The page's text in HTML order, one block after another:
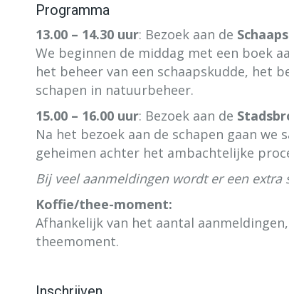
Programma
13.00 – 14.30 uur: Bezoek aan de
We beginnen de middag met een boek
het beheer van een schaapskudde, het
schapen in natuurbeheer.
15.00 – 16.00 uur: Bezoek aan de
Na het bezoek aan de schapen gaan
geheimen achter het ambachtelijke
Bij veel aanmeldingen wordt er een extra
Koffie/thee-moment:
Afhankelijk van het aantal
theemoment.